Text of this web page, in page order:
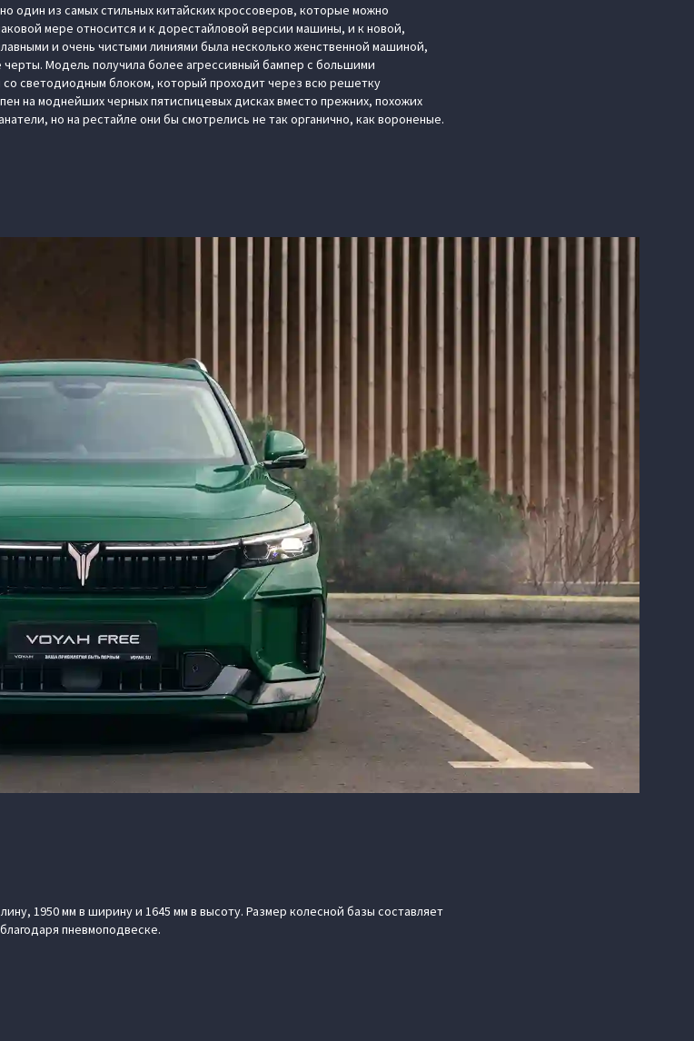
один из самых стильных китайских кроссоверов, которые можно
мере относится и к дорестайловой версии машины, и к новой,
и очень чистыми линиями была несколько женственной машиной,
Модель получила более агрессивный бампер с большими
светодиодным блоком, который проходит через всю решетку
на моднейших черных пятиспицевых дисках вместо прежних, похожих
но на рестайле они бы смотрелись не так органично, как вороненые.
1950 мм в ширину и 1645 мм в высоту. Размер колесной базы составляет
пневмоподвеске.